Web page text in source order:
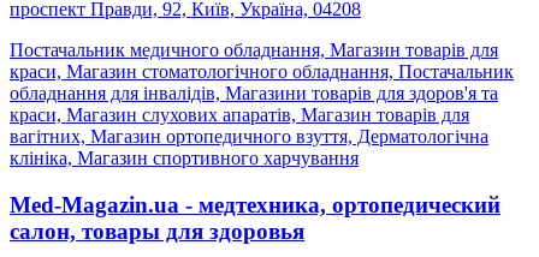
проспект Правди, 92, Київ, Україна, 04208
Постачальник медичного обладнання, Магазин товарів для
краси, Магазин стоматологічного обладнання, Постачальник
обладнання для інвалідів, Магазини товарів для здоров'я та
краси, Магазин слухових апаратів, Магазин товарів для
вагітних, Магазин ортопедичного взуття, Дерматологічна
клініка, Магазин спортивного харчування
Med-Magazin.ua - медтехника, ортопедический
салон, товары для здоровья